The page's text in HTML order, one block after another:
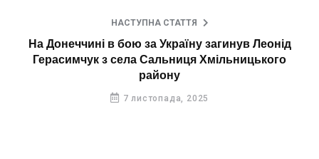
НАСТУПНА СТАТТЯ
На Донеччині в бою за Україну загинув Леонід
Герасимчук з села Сальниця Хмільницького
району
7 листопада, 2025